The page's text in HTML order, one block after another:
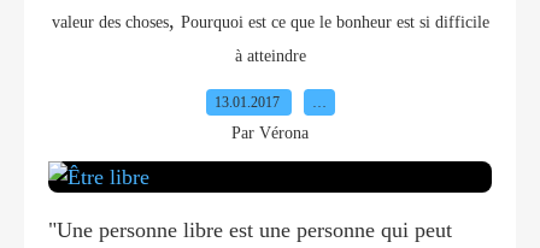
valeur des choses, Pourquoi est ce que le bonheur est si difficile
à atteindre
13.01.2017 …
Par Vérona
"Une personne libre est une personne qui peut